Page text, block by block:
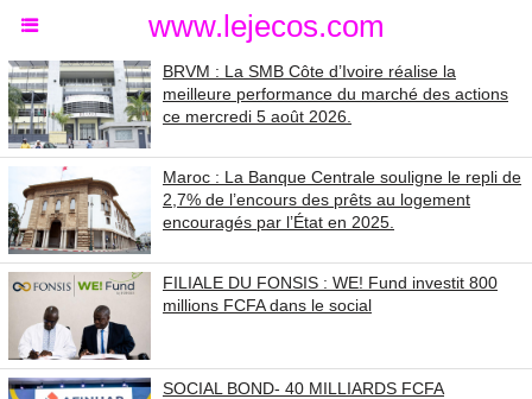
www.lejecos.com
BRVM : La SMB Côte d’Ivoire réalise la
meilleure performance du marché des actions
ce mercredi 5 août 2026.
Maroc : La Banque Centrale souligne le repli de
2,7% de l’encours des prêts au logement
encouragés par l’État en 2025.
FILIALE DU FONSIS : WE! Fund investit 800
millions FCFA dans le social
SOCIAL BOND- 40 MILLIARDS FCFA